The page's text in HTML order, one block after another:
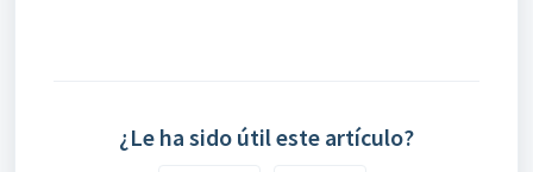
¿Le ha sido útil este artículo?